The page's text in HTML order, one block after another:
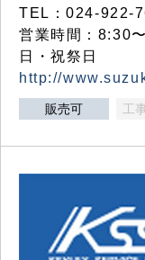
TEL：024-922-
営業時間：8:30
日・祝祭日
http://
販売可 工